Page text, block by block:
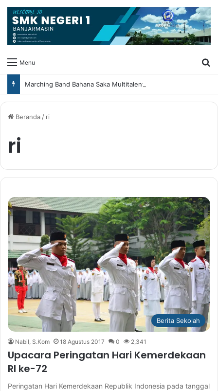
Menu
Beranda/ ri
ri
Berita Sekolah
Nabil, S.Kom 18 Agustus 2017 0 2,341
Upacara Peringatan Hari Kemerdekaan
RI ke-72
Peringatan Hari Kemerdekaan Republik Indonesia pada tanggal